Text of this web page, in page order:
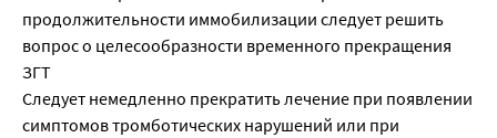
продолжительности иммобилизации следует решить
вопрос о целесообразности временного прекращения
ЗГТ
Следует немедленно прекратить лечение при появлении
симптомов тромботических нарушений или при